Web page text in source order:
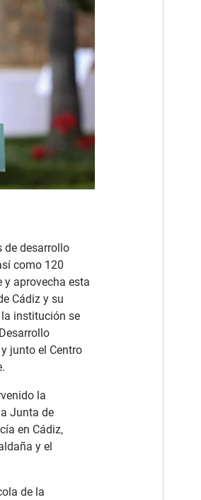
de desarrollo
como 120
aprovecha esta
Cádiz y su
institución se
junto el Centro
la
Junta de
en Cádiz,
y el
de la